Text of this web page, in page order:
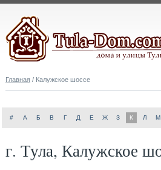
Главная / Калужское шоссе
# А Б В Г Д Е Ж З К Л М
г. Тула, Калужское